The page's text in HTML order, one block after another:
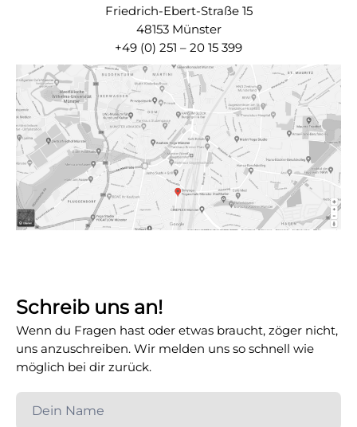
Friedrich-Ebert-Straße 15
48153 Münster
+49 (0) 251 – 20 15 399
Schreib uns an!
Wenn du Fragen hast oder etwas braucht, zöger nicht,
uns anzuschreiben. Wir melden uns so schnell wie
möglich bei dir zurück.
Kontaktformular
Global